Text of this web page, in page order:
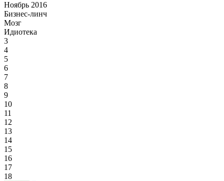
Ноябрь 2016
Бизнес-линч
Мозг
Идиотека
3
4
5
6
7
8
9
10
11
12
13
14
15
16
17
18